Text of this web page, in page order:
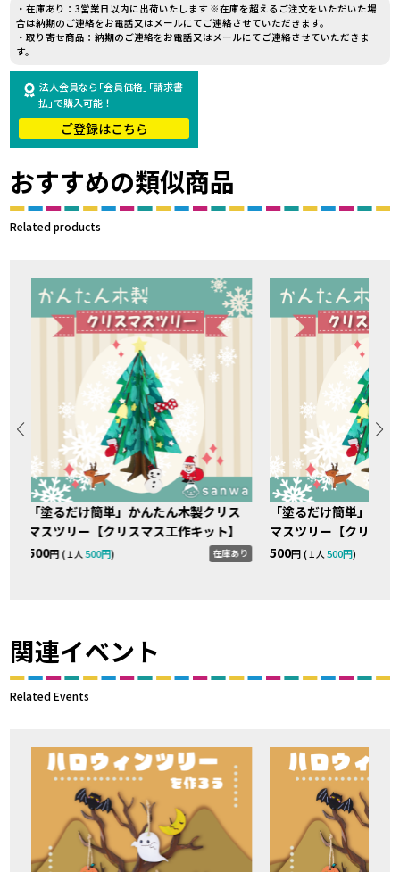
・在庫あり：3営業日以内に出荷いたします ※在庫を超えるご注文をいただいた場
合は納期のご連絡をお電話又はメールにてご連絡させていただきます。
・取り寄せ商品：納期のご連絡をお電話又はメールにてご連絡させていただきま
す。
法人会員なら｢会員価格｣｢請求書
払｣で購入可能！
ご登録はこちら
おすすめの類似商品
Related products
「塗るだけ簡単」かんたん木製クリス
マスツリー【クリスマス工作キット】
500円 (１人500円) 在庫あり
「塗るだけ簡単」か
マスツリー【クリスマ
500円 (１人500円)
関連イベント
Related Events